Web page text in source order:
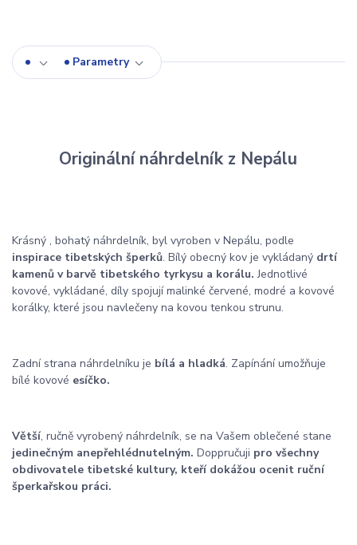
Parametry
Originální náhrdelník z Nepálu
Krásný , bohatý náhrdelník, byl vyroben v Nepálu, podle
inspirace tibetských šperků. Bílý obecný kov je vykládaný drtí
kamenů v barvě tibetského tyrkysu a korálu.Jednotlivé
kovové, vykládané, díly spojují malinké červené, modré a kovové
korálky, které jsou navlečeny na kovou tenkou strunu.
Zadní strana náhrdelníku je bílá a hladká. Zapínání umožňuje
bílé kovové esíčko.
Větší, ručně vyrobený náhrdelník, se na Vašem oblečené stane
jedinečným anepřehlédnutelným. Doppručuji pro všechny
obdivovatele tibetské kultury, kteří dokážou ocenit ruční
šperkařskou práci.